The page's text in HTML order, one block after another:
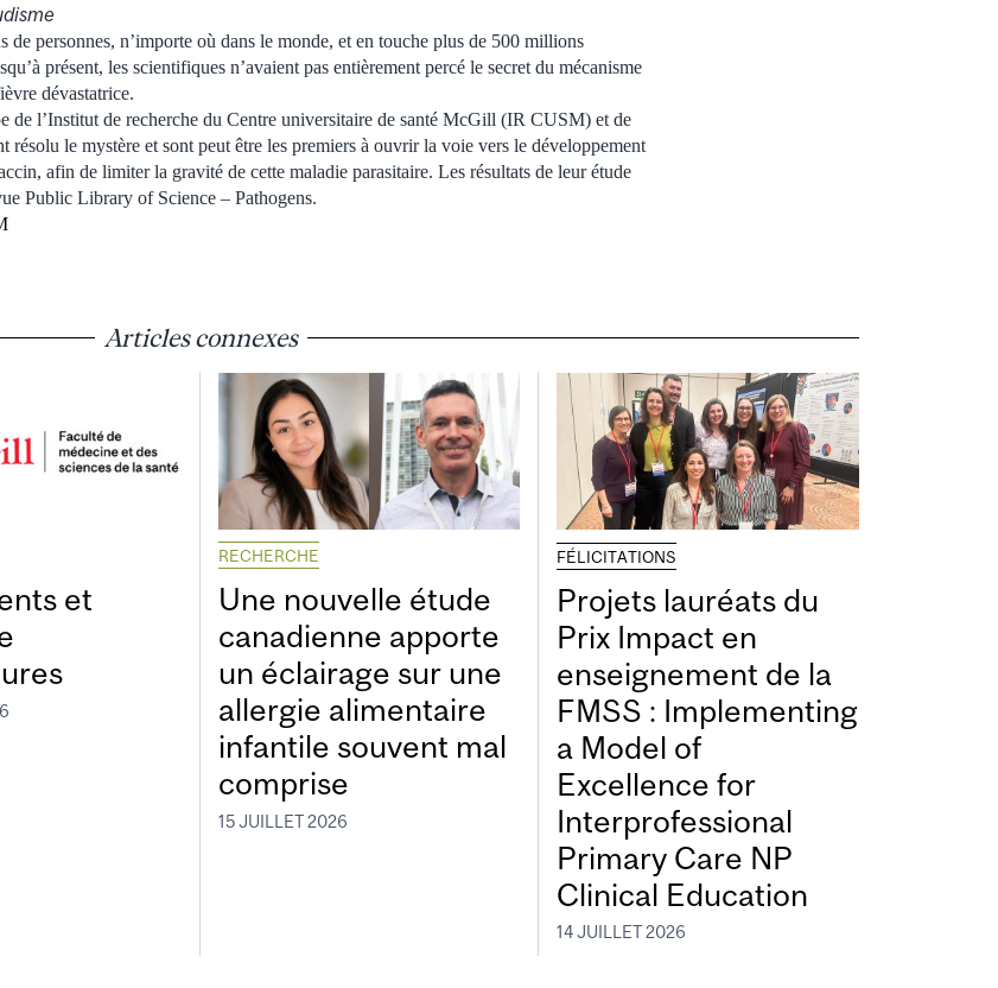
de personnes, n’importe où dans le monde, et en touche plus de 500 millions
présent, les scientifiques n’avaient pas entièrement percé le secret du mécanisme
dévastatrice.
l’Institut de recherche du Centre universitaire de santé McGill (IR CUSM) et de
le mystère et sont peut être les premiers à ouvrir la voie vers le développement
afin de limiter la gravité de cette maladie parasitaire. Les résultats de leur étude
Public Library of Science – Pathogens.
Articles connexes
et
RECHERCHE
Une nouvelle étude
canadienne apporte
un éclairage sur une
allergie alimentaire
infantile souvent mal
comprise
15 JUILLET 2026
FÉLICITATIONS
Projets lauréats du
Prix Impact en
enseignement de la
FMSS : Implementing
a Model of
Excellence for
Interprofessional
Primary Care NP
Clinical Education
14 JUILLET 2026